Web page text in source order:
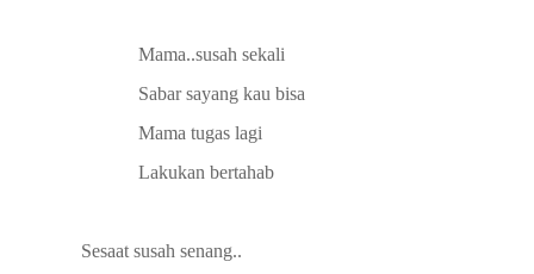
Mama..susah sekali
Sabar sayang kau bisa
Mama tugas lagi
Lakukan bertahab
Sesaat susah senang..